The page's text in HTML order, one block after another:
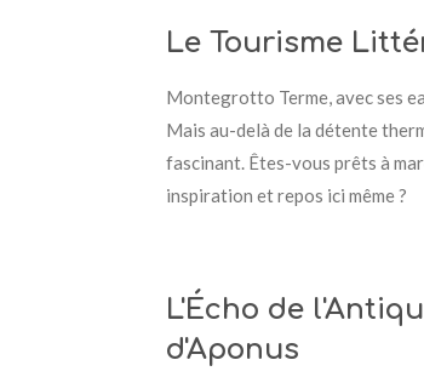
Le Tourisme
Montegrotto Terme, avec ses
Mais au-delà de la détente
fascinant. Êtes-vous prêts à
inspiration et repos ici même ?
L'Écho de
d'Aponus